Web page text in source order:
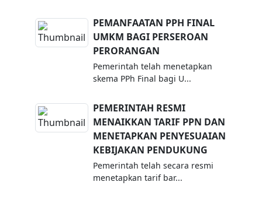
PEMANFAATAN PPH FINAL
UMKM BAGI PERSEROAN
PERORANGAN
Pemerintah telah menetapkan
skema PPh Final bagi U...
PEMERINTAH RESMI
MENAIKKAN TARIF PPN DAN
MENETAPKAN PENYESUAIAN
KEBIJAKAN PENDUKUNG
Pemerintah telah secara resmi
menetapkan tarif bar...